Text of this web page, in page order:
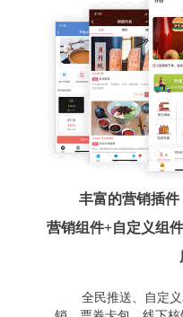
丰富的营销插
营销组件+自定义组
全民推送、自定